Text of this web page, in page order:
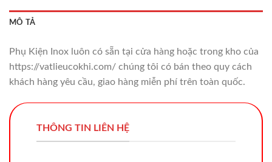
MÔ TẢ
Phụ Kiện Inox luôn có sẵn tại cửa hàng hoặc trong kho của
https://vatlieucokhi.com/ chúng tôi có bán theo quy cách
khách hàng yêu cầu, giao hàng miễn phí trên toàn quốc.
THÔNG TIN LIÊN HỆ